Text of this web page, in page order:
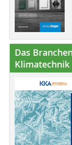
Das
Klimatechnik